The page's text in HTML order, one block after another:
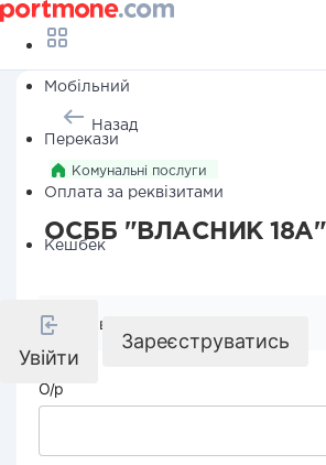
Мобільний
Перекази
Оплата за реквізитами
Кешбек
Увійти
Зареєструватись
Назад
Комунальні послуги
ОСББ "ВЛАСНИК 18А"
Реквізити компанії
О/р